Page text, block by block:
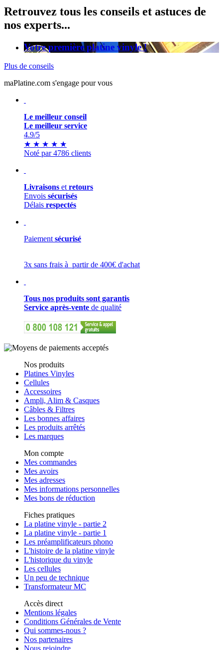
Retrouvez tous les conseils et astuces de
nos experts...
Votre première platine vinyle !
Plus de conseils
maPlatine.com s'engage pour vous
Le meilleur conseil
Le meilleur service
4.9/5
★ ★ ★ ★ ★
Noté par 4786 clients
Livraisons et retours
Envois sécurisés
Délais respectés
Paiement sécurisé
3x sans frais à partir de 400€ d'achat
Tous nos produits sont garantis
Service après-vente de qualité
Nos produits
Platines Vinyles
Cellules
Accessoires
Ampli, Alim & Casques
Câbles & Filtres
Les bonnes affaires
Les produits arrêtés
Les marques
Mon compte
Mes commandes
Mes avoirs
Mes adresses
Mes informations personnelles
Mes bons de réduction
Fiches pratiques
La platine vinyle - partie 2
La platine vinyle - partie 1
Les préamplificateurs phono
L'histoire de la platine vinyle
L'historique du vinyle
Les cellules
Un peu de technique
Transformateur MC
Accès direct
Mentions légales
Conditions Générales de Vente
Qui sommes-nous ?
Nos partenaires